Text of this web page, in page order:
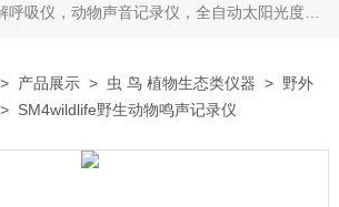
声音记录仪，全自动太阳光度计，牛奶分析仪，牛奶体细胞测定仪，质构仪，高胶强度测定仪
> 产品展示 > 虫 鸟 植物生态类仪器 > 野外
> SM4wildlife野生动物鸣声记录仪